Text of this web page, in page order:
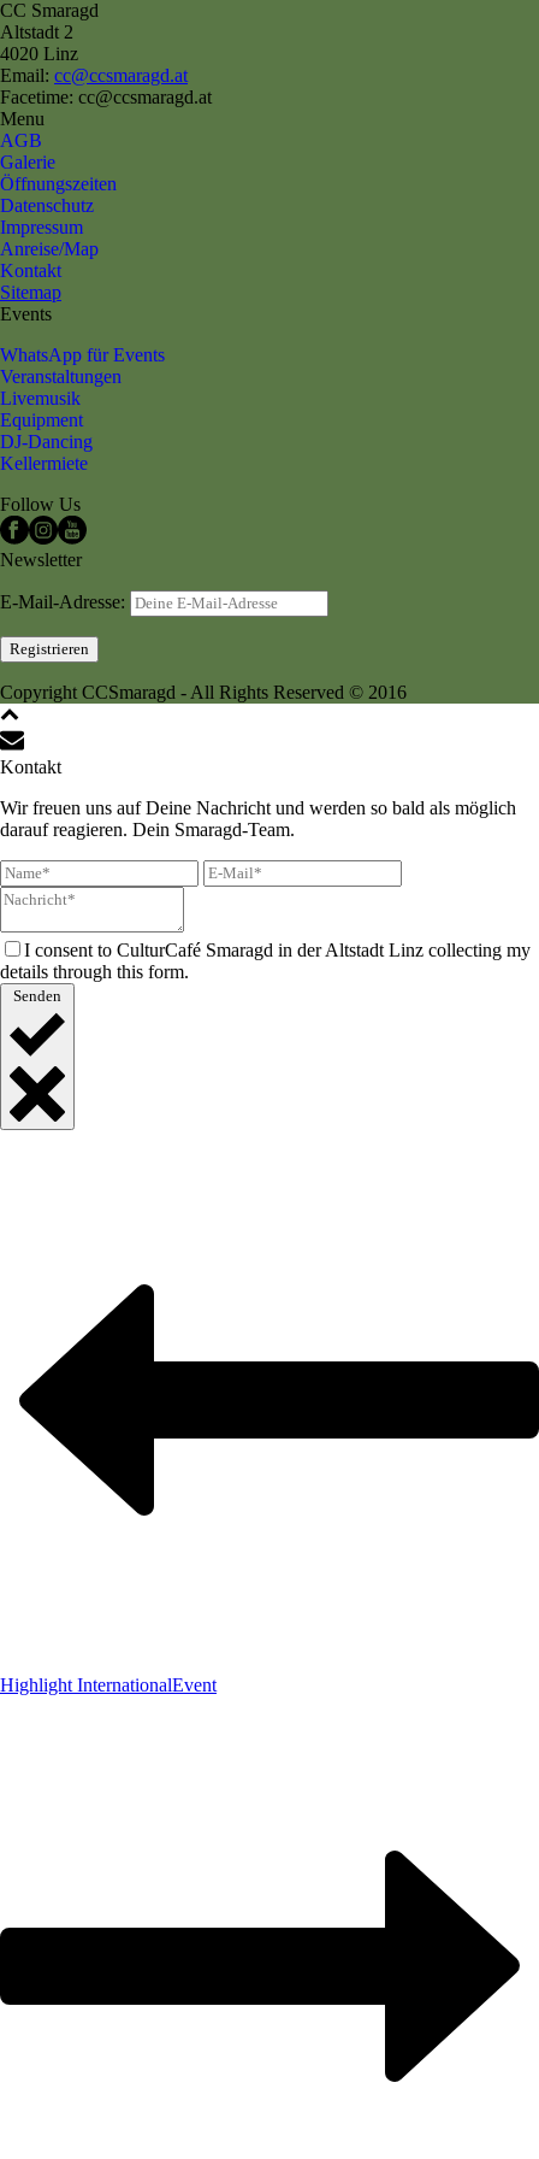
CC Smaragd
Altstadt 2
4020 Linz
Email: cc@ccsmaragd.at
Facetime: cc@ccsmaragd.at
Menu
AGB
Galerie
Öffnungszeiten
Datenschutz
Impressum
Anreise/Map
Kontakt
Sitemap
Events
WhatsApp für Events
Veranstaltungen
Livemusik
Equipment
DJ-Dancing
Kellermiete
Follow Us
Newsletter
E-Mail-Adresse:
Copyright CCSmaragd - All Rights Reserved © 2016
Kontakt
Wir freuen uns auf Deine Nachricht und werden so bald als möglich
darauf reagieren. Dein Smaragd-Team.
I consent to CulturCafé Smaragd in der Altstadt Linz collecting my
details through this form.
Senden
Highlight InternationalEvent